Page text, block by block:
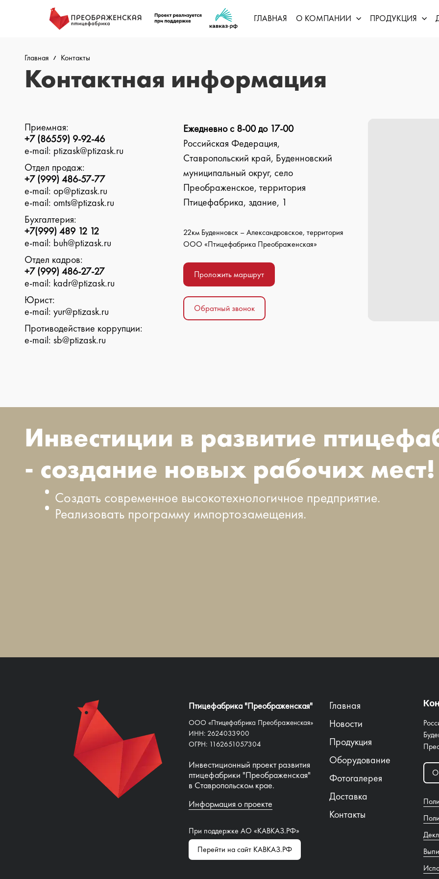
ГЛАВНАЯ О КОМПАНИИ ПРОДУКЦИЯ
Главная Контакты
Контактная информация
Приемная:
+7 (86559) 9-92-46
е-mail: ptizask@ptizask.ru
Отдел продаж:
+7 (999) 486-57-77
е-mail: op@ptizask.ru
е-mail: omts@ptizask.ru
Бухгалтерия:
+7(999) 489 12 12
е-mail: buh@ptizask.ru
Отдел кадров:
+7 (999) 486-27-27
е-mail: kadr@ptizask.ru
Юрист:
е-mail: yur@ptizask.ru
Противодействие коррупции:
е-mail: sb@ptizask.ru
Ежедневно с 8-00 до 17-00
Российская Федерация,
Ставропольский край, Буденновский
муниципальный округ, село
Преображенское, территория
Птицефабрика, здание, 1
22км Буденновск – Александровское, территория
ООО «Птицефабрика Преображенская»
Проложить маршрут
Обратный звонок
Инвестиции в развитие
- создание новых рабочих мест!
Создать современное высокотехнологичное предприятие.
Реализовать программу импортозамещения.
Птицефабрика "Преображенская"
ООО «Птицефабрика Преображенская»
ИНН: 2624033900
ОГРН: 1162651057304
Инвестиционный проект развития
птицефабрики "Преображенская"
в Ставропольском крае.
Информация о проекте
При поддержке АО «КАВКАЗ.РФ»
Перейти на сайт КАВКАЗ.РФ
Главная
Новости
Продукция
Оборудование
Фотогалерея
Доставка
Контакты